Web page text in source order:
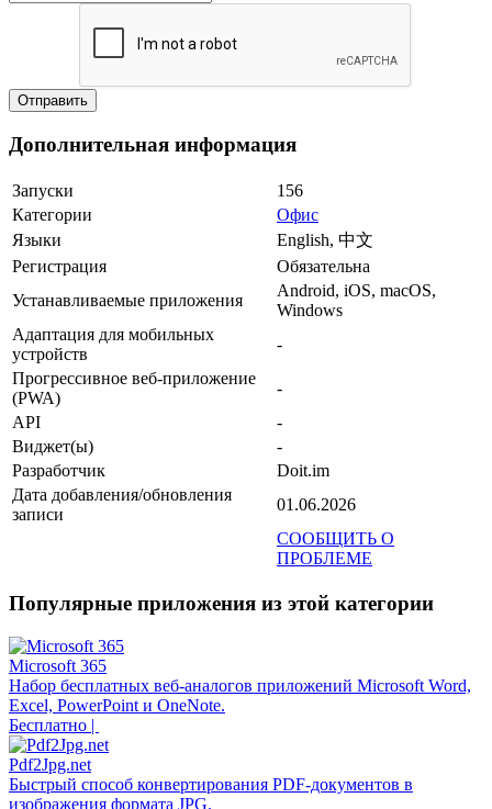
Дополнительная информация
Запуски
156
Категории
Офис
Языки
English, 中文
Регистрация
Обязательна
Устанавливаемые приложения
Android, iOS, macOS,
Windows
Адаптация для мобильных
устройств
-
Прогрессивное веб-приложение
(PWA)
-
API
-
Виджет(ы)
-
Разработчик
Doit.im
Дата добавления/обновления
записи
01.06.2026
СООБЩИТЬ О
ПРОБЛЕМЕ
Популярные приложения из этой категории
Microsoft 365
Набор бесплатных веб-аналогов приложений Microsoft Word,
Excel, PowerPoint и OneNote.
Бесплатно |
Pdf2Jpg.net
Быстрый способ конвертирования PDF-документов в
изображения формата JPG.